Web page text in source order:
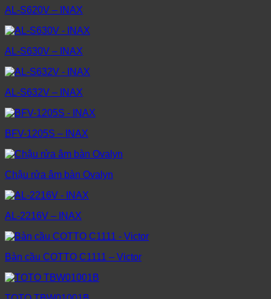
AL-S620V – INAX
AL-S630V – INAX
AL-S632V – INAX
BFV-1205S – INAX
Chậu rửa âm bàn Ovalyn
AL-2216V – INAX
Bàn cầu COTTO C1111 – Victor